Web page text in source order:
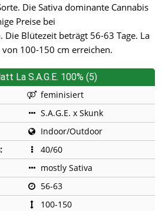
Die Sativa dominante Cannabis
Preise bei
Die Blütezeit beträgt 56-63 Tage. La
von 100-150 cm erreichen.
La S.A.G.E. 100% (5)
feminisiert
S.A.G.E. x Skunk
Indoor/Outdoor
40/60
mostly Sativa
56-63
100-150